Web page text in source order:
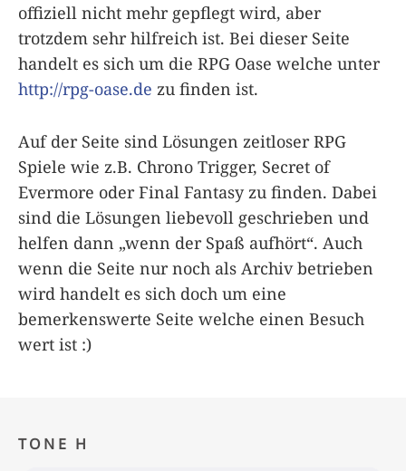
offiziell nicht mehr gepflegt wird, aber
trotzdem sehr hilfreich ist. Bei dieser Seite
handelt es sich um die RPG Oase welche unter
http://rpg-oase.de zu finden ist.
Auf der Seite sind Lösungen zeitloser RPG
Spiele wie z.B. Chrono Trigger, Secret of
Evermore oder Final Fantasy zu finden. Dabei
sind die Lösungen liebevoll geschrieben und
helfen dann „wenn der Spaß aufhört“. Auch
wenn die Seite nur noch als Archiv betrieben
wird handelt es sich doch um eine
bemerkenswerte Seite welche einen Besuch
wert ist :)
TONE H